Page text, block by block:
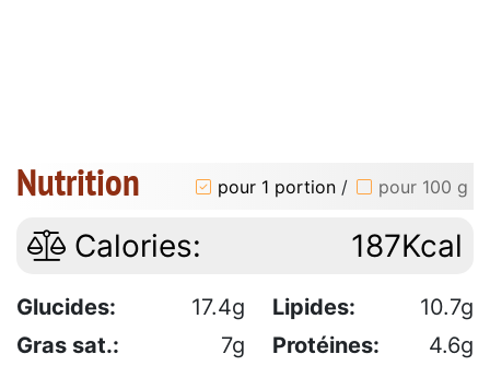
Nutrition pour 1 portion / pour 100 g
Calories: 187Kcal
Glucides: 17.4g Lipides:
10.7g
Gras sat.:
7g Protéines:
4.6g